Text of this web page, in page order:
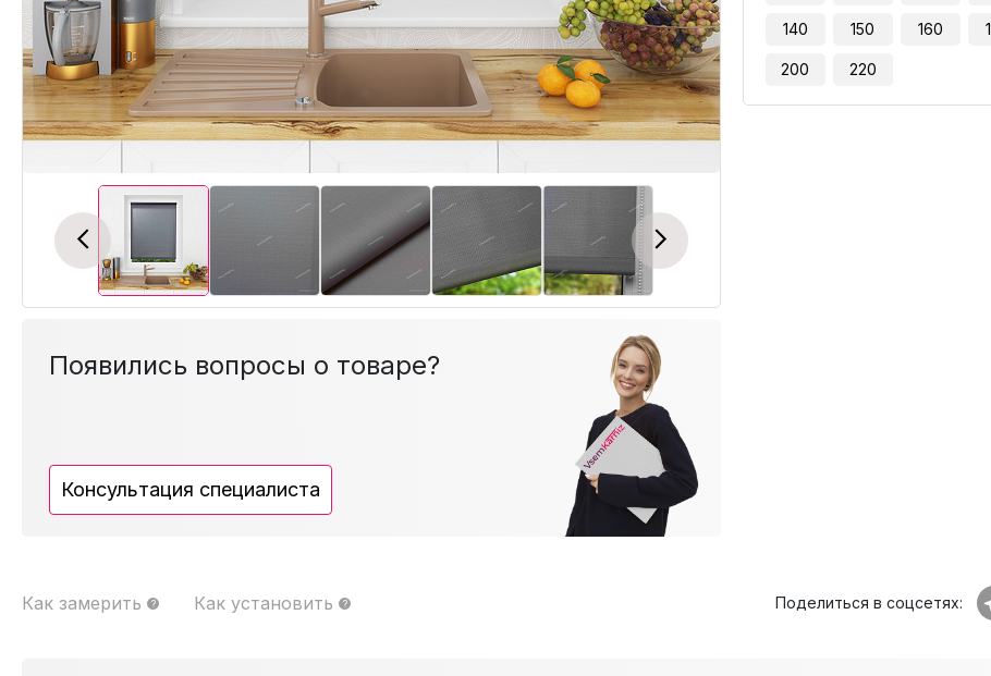
Next
Появились вопросы о товаре?
Консультация специалиста
140 150 160
200 220
Как замерить Как установить Поделиться в соцсетях: